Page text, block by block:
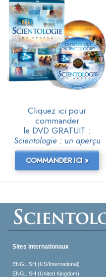
Cliquez ici pour
commander
le DVD GRATUIT :
Scientologie : un aperçu
COMMANDER ICI »
Sites internationaux
ENGLISH (US/International)
ENGLISH (United Kingdom)